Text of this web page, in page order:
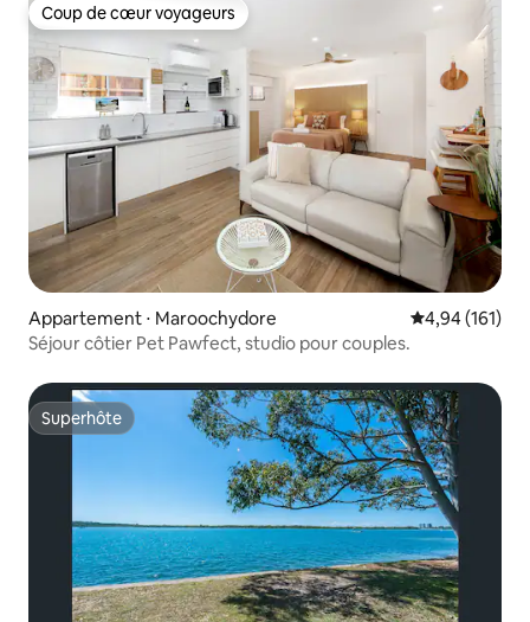
Coup de cœur voyageurs
Coup de cœur voyageurs
Appartement ⋅ Maroochydore Évaluation
4,94 (161)
Séjour côtier Pet Pawfect, studio pour couples.
Superhôte
Superhôte